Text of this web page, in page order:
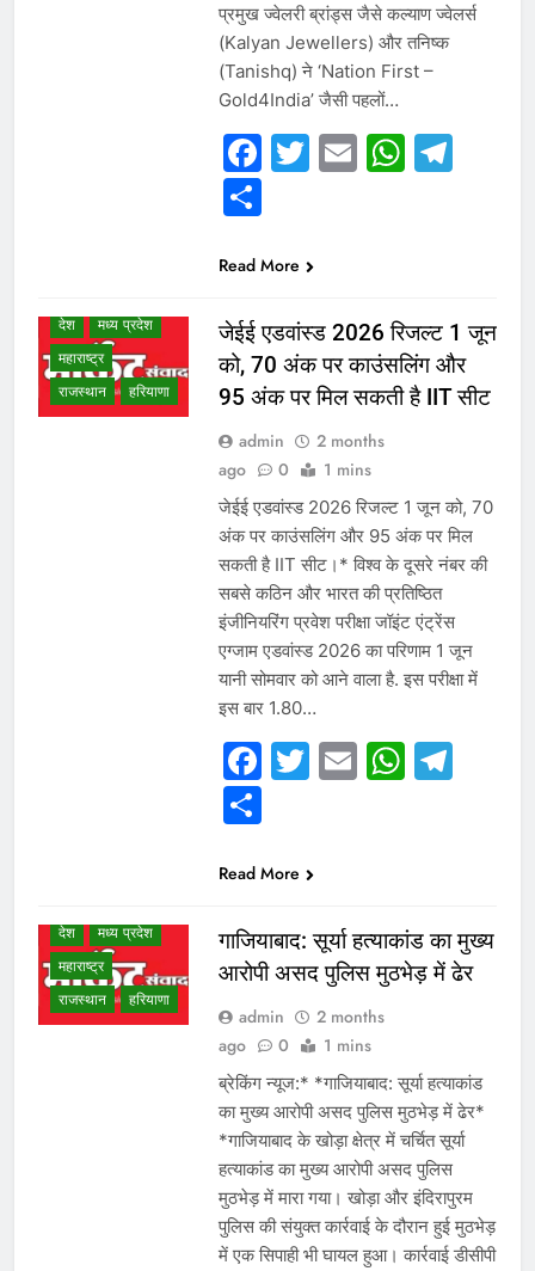
प्रमुख ज्वेलरी ब्रांड्स जैसे कल्याण ज्वेलर्स
(Kalyan Jewellers) और तनिष्क
(Tanishq) ने ‘Nation First –
Gold4India’ जैसी पहलों…
Facebook
Twitter
Email
Share
Read More
देश
मध्य प्रदेश
महाराष्ट्र
राजस्थान
हरियाणा
जेईई एडवांस्ड 2026 रिजल्ट 1 जून
को, 70 अंक पर काउंसलिंग और
95 अंक पर मिल सकती है IIT सीट
admin
2 months
ago
0 1 mins
जेईई एडवांस्ड 2026 रिजल्ट 1 जून को, 70
अंक पर काउंसलिंग और 95 अंक पर मिल
सकती है IIT सीट।* विश्व के दूसरे नंबर की
सबसे कठिन और भारत की प्रतिष्ठित
इंजीनियरिंग प्रवेश परीक्षा जॉइंट एंट्रेंस
एग्जाम एडवांस्ड 2026 का परिणाम 1 जून
यानी सोमवार को आने वाला है. इस परीक्षा में
इस बार 1.80…
Facebook
Twitter
Email
Share
Read More
देश
मध्य प्रदेश
महाराष्ट्र
राजस्थान
हरियाणा
गाजियाबाद: सूर्या हत्याकांड का मुख्य
आरोपी असद पुलिस मुठभेड़ में ढेर
admin
2 months
ago
0 1 mins
ब्रेकिंग न्यूज:* *गाजियाबाद: सूर्या हत्याकांड
का मुख्य आरोपी असद पुलिस मुठभेड़ में ढेर*
*गाजियाबाद के खोड़ा क्षेत्र में चर्चित सूर्या
हत्याकांड का मुख्य आरोपी असद पुलिस
मुठभेड़ में मारा गया। खोड़ा और इंदिरापुरम
पुलिस की संयुक्त कार्रवाई के दौरान हुई मुठभेड़
में एक सिपाही भी घायल हुआ। कार्रवाई डीसीपी